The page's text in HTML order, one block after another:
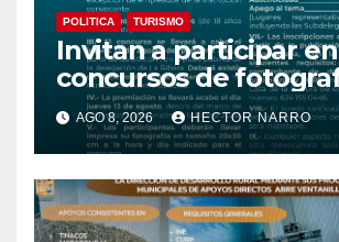
POLITICA TURISMO
Invitan a participar en
concursos de
canto y pintura de las
Tradicionales La
AGO 8, 2026 HECTOR NARRO